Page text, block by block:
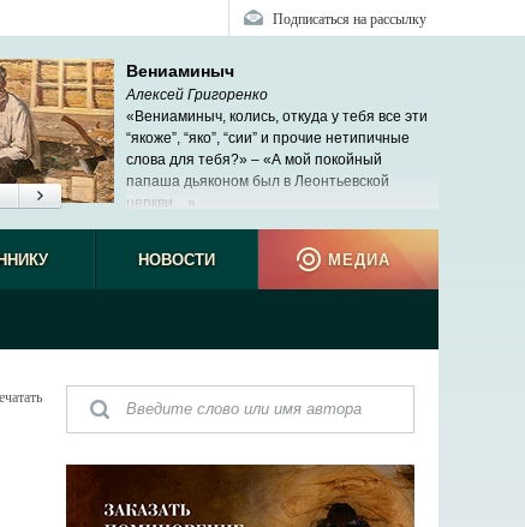
Подписаться на рассылку
Вениаминыч
Алексей Григоренко
«Вениаминыч, колись, откуда у тебя все эти
“якоже”, “яко”, “сии” и прочие нетипичные
слова для тебя?» – «А мой покойный
папаша дьяконом был в Леонтьевской
церкви…»
НОВОСТИ МЕДИА